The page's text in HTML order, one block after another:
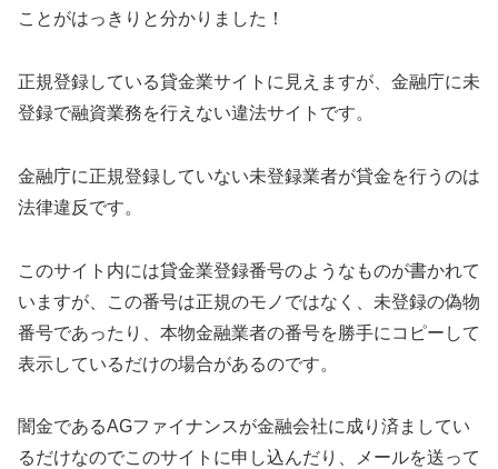
ことがはっきりと分かりました！
正規登録している貸金業サイトに見えますが、金融庁に未
登録で融資業務を行えない違法サイトです。
金融庁に正規登録していない未登録業者が貸金を行うのは
法律違反です。
このサイト内には貸金業登録番号のようなものが書かれて
いますが、この番号は正規のモノではなく、未登録の偽物
番号であったり、本物金融業者の番号を勝手にコピーして
表示しているだけの場合があるのです。
闇金であるAGファイナンス が金融会社に成り済ましてい
るだけなのでこのサイトに申し込んだり、メールを送って